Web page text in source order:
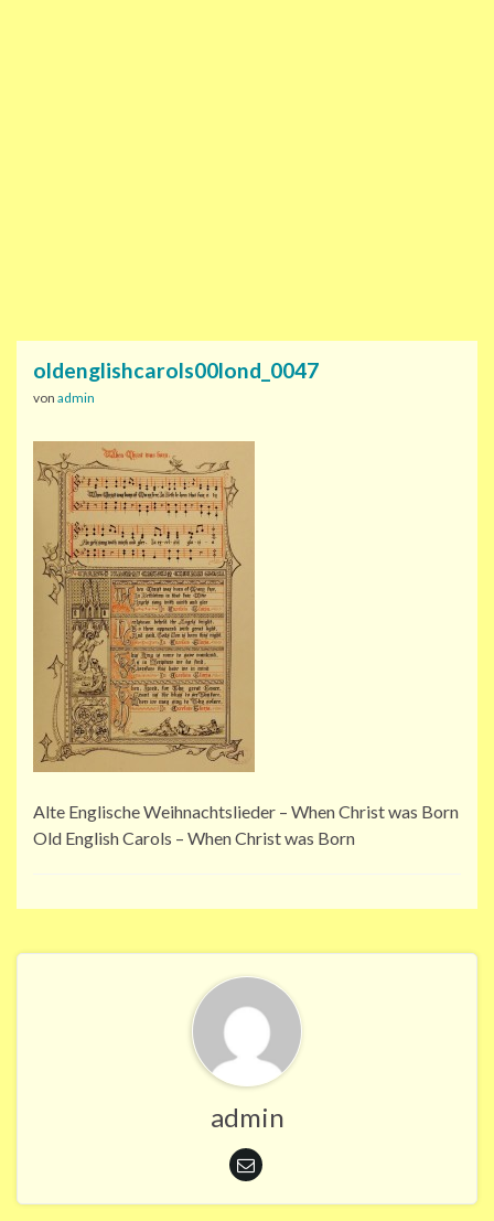
oldenglishcarols00lond_0047
von admin
Alte Englische Weihnachtslieder – When Christ was Born
Old English Carols – When Christ was Born
admin